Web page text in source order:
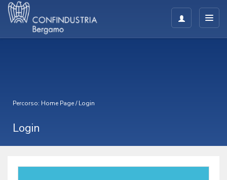
Percorso: Home Page/Login
Login